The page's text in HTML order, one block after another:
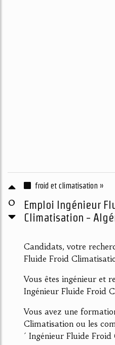
0
froid et climatisation »
Emploi Ingénieur
Climatisation -
Candidats, votre
Fluide Froid
Vous êtes ingénieur et
Ingénieur Fluide Froid
Vous avez une
Climatisation ou les
´ Ingénieur Fluide